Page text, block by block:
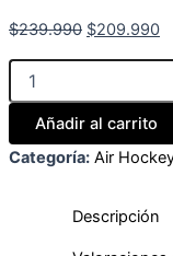
$239.990 El
precio
era:
$239.990.
$209.990El
Mesa
Hockey
Negra
183
Añadir al carrito
Categoría: Air
Descripción